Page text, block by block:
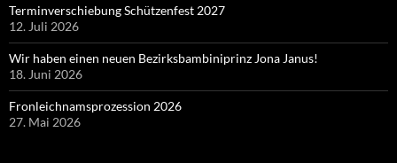
Terminverschiebung Schützenfest 2027
12. Juli 2026
Wir haben einen neuen Bezirksbambiniprinz Jona Janus!
18. Juni 2026
Fronleichnamsprozession 2026
27. Mai 2026